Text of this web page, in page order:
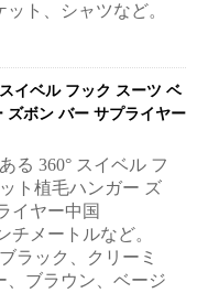
ト、シャツなど。
イベル フック スーツ ベ
ズボン バー サプライヤー
る 360° スイベル フ
ト植毛ハンガー ズ
イヤー中国
チメートルなど。
ラック、クリーミ
、ブラウン、ベージ